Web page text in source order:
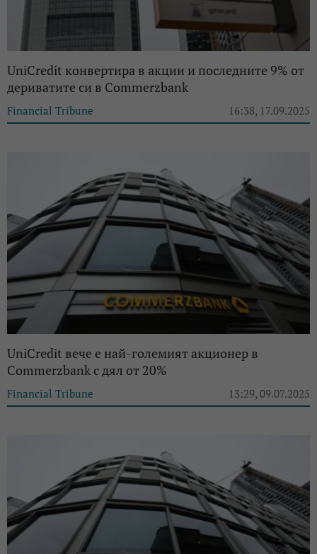
UniCredit конвертира в акции и последните 9% от
дериватите си в Commerzbank
Financial Tribune 16:38, 17.09.2025
UniCredit вече е най-големият акционер в
Commerzbank с дял от 20%
Financial Tribune 13:29, 09.07.2025